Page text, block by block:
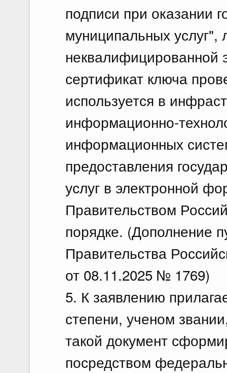
подписи при оказании
муниципальных услуг",
неквалифицированной
сертификат ключа
используется в
информационно-
информационных
предоставления
услуг в электронной
Правительством
порядке. (Дополнение
Правительства
от 08.11.2025 № 1769)
5. К заявлению
степени, ученом
такой документ
посредством